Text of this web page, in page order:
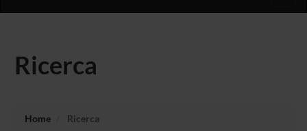
Ricerca
Home Ricerca